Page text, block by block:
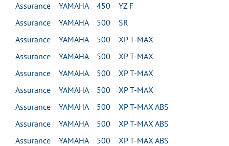
Assurance YAMAHA 450 YZ F
Assurance YAMAHA 500 SR
Assurance YAMAHA 500 XP T-MAX
Assurance YAMAHA 500 XP T-MAX
Assurance YAMAHA 500 XP T-MAX
Assurance YAMAHA 500 XP T-MAX
Assurance YAMAHA 500 XP T-MAX ABS
Assurance YAMAHA 500 XP T-MAX ABS
Assurance YAMAHA 500 XP T-MAX ABS